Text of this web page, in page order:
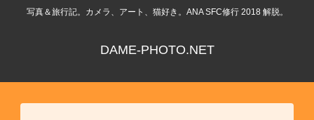
写真＆旅行記。カメラ、アート、猫好き。ANA SFC修行 2018 解脱。
DAME-PHOTO.NET